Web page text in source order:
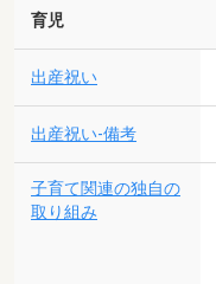
育児
出産祝い
出産祝い-備考
子育て関連の独自の
取り組み